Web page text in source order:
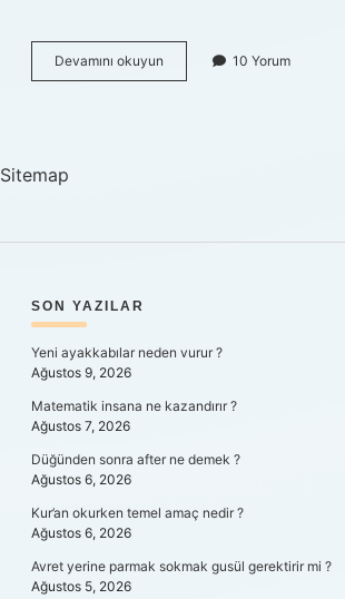
Devamını okuyun Anıtkabirin
Parasını
10 Yorum
Sitemap
SIDEBAR
SON YAZILAR
Yeni ayakkabılar neden vurur ?
Ağustos 9, 2026
Matematik insana ne kazandırır ?
Ağustos 7, 2026
Düğünden sonra after ne demek ?
Ağustos 6, 2026
Kur’an okurken temel amaç nedir ?
Ağustos 6, 2026
Avret yerine parmak sokmak gusül gerektirir mi ?
Ağustos 5, 2026